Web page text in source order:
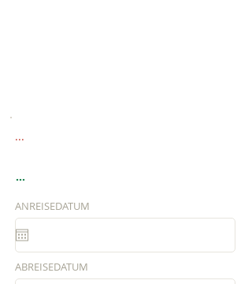
...
...
ANREISEDATUM
ABREISEDATUM